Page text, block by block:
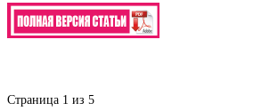
Страница 1 из 5